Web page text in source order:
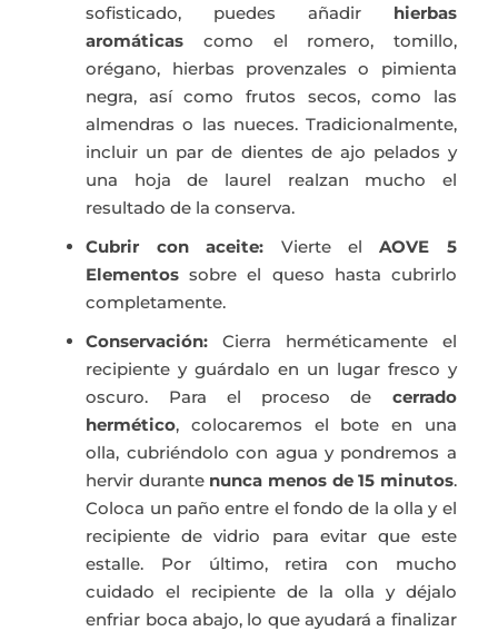
sofisticado, puedes añadir hierbas
aromáticas como el romero, tomillo,
orégano, hierbas provenzales o pimienta
negra, así como frutos secos, como las
almendras o las nueces. Tradicionalmente,
incluir un par de dientes de ajo pelados y
una hoja de laurel realzan mucho el
resultado de la conserva.
Cubrir con aceite: Vierte elAOVE 5
Elementos sobre el queso hasta cubrirlo
completamente.
Conservación: Cierra herméticamente el
recipiente y guárdalo en un lugar fresco y
oscuro. Para el proceso de cerrado
hermético, colocaremos el bote en una
olla, cubriéndolo con agua y pondremos a
hervir durante nunca menos de 15 minutos.
Coloca un paño entre el fondo de la olla y el
recipiente de vidrio para evitar que este
estalle. Por último, retira con mucho
cuidado el recipiente de la olla y déjalo
enfriar boca abajo, lo que ayudará a finalizar